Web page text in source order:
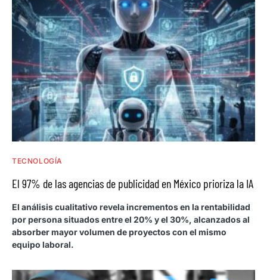
TECNOLOGÍA
El 97% de las agencias de publicidad en México prioriza la IA
El análisis cualitativo revela incrementos en la rentabilidad
por persona situados entre el 20% y el 30%, alcanzados al
absorber mayor volumen de proyectos con el mismo
equipo laboral.